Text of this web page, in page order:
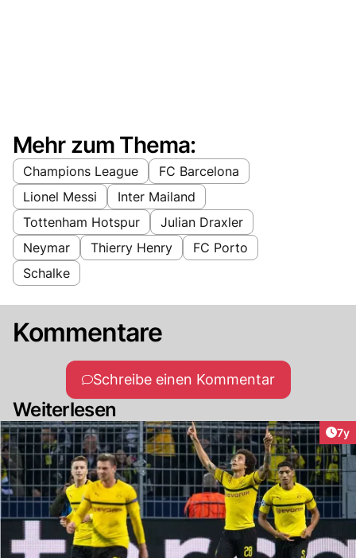
Mehr zum Thema:
Champions League
FC Barcelona
Lionel Messi
Inter Mailand
Tottenham Hotspur
Julian Draxler
Neymar
Thierry Henry
FC Porto
Schalke
Kommentare
Schreibe einen Kommentar
Weiterlesen
7y